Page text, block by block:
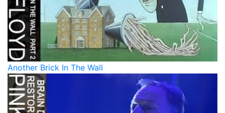
Another Brick In The Wall